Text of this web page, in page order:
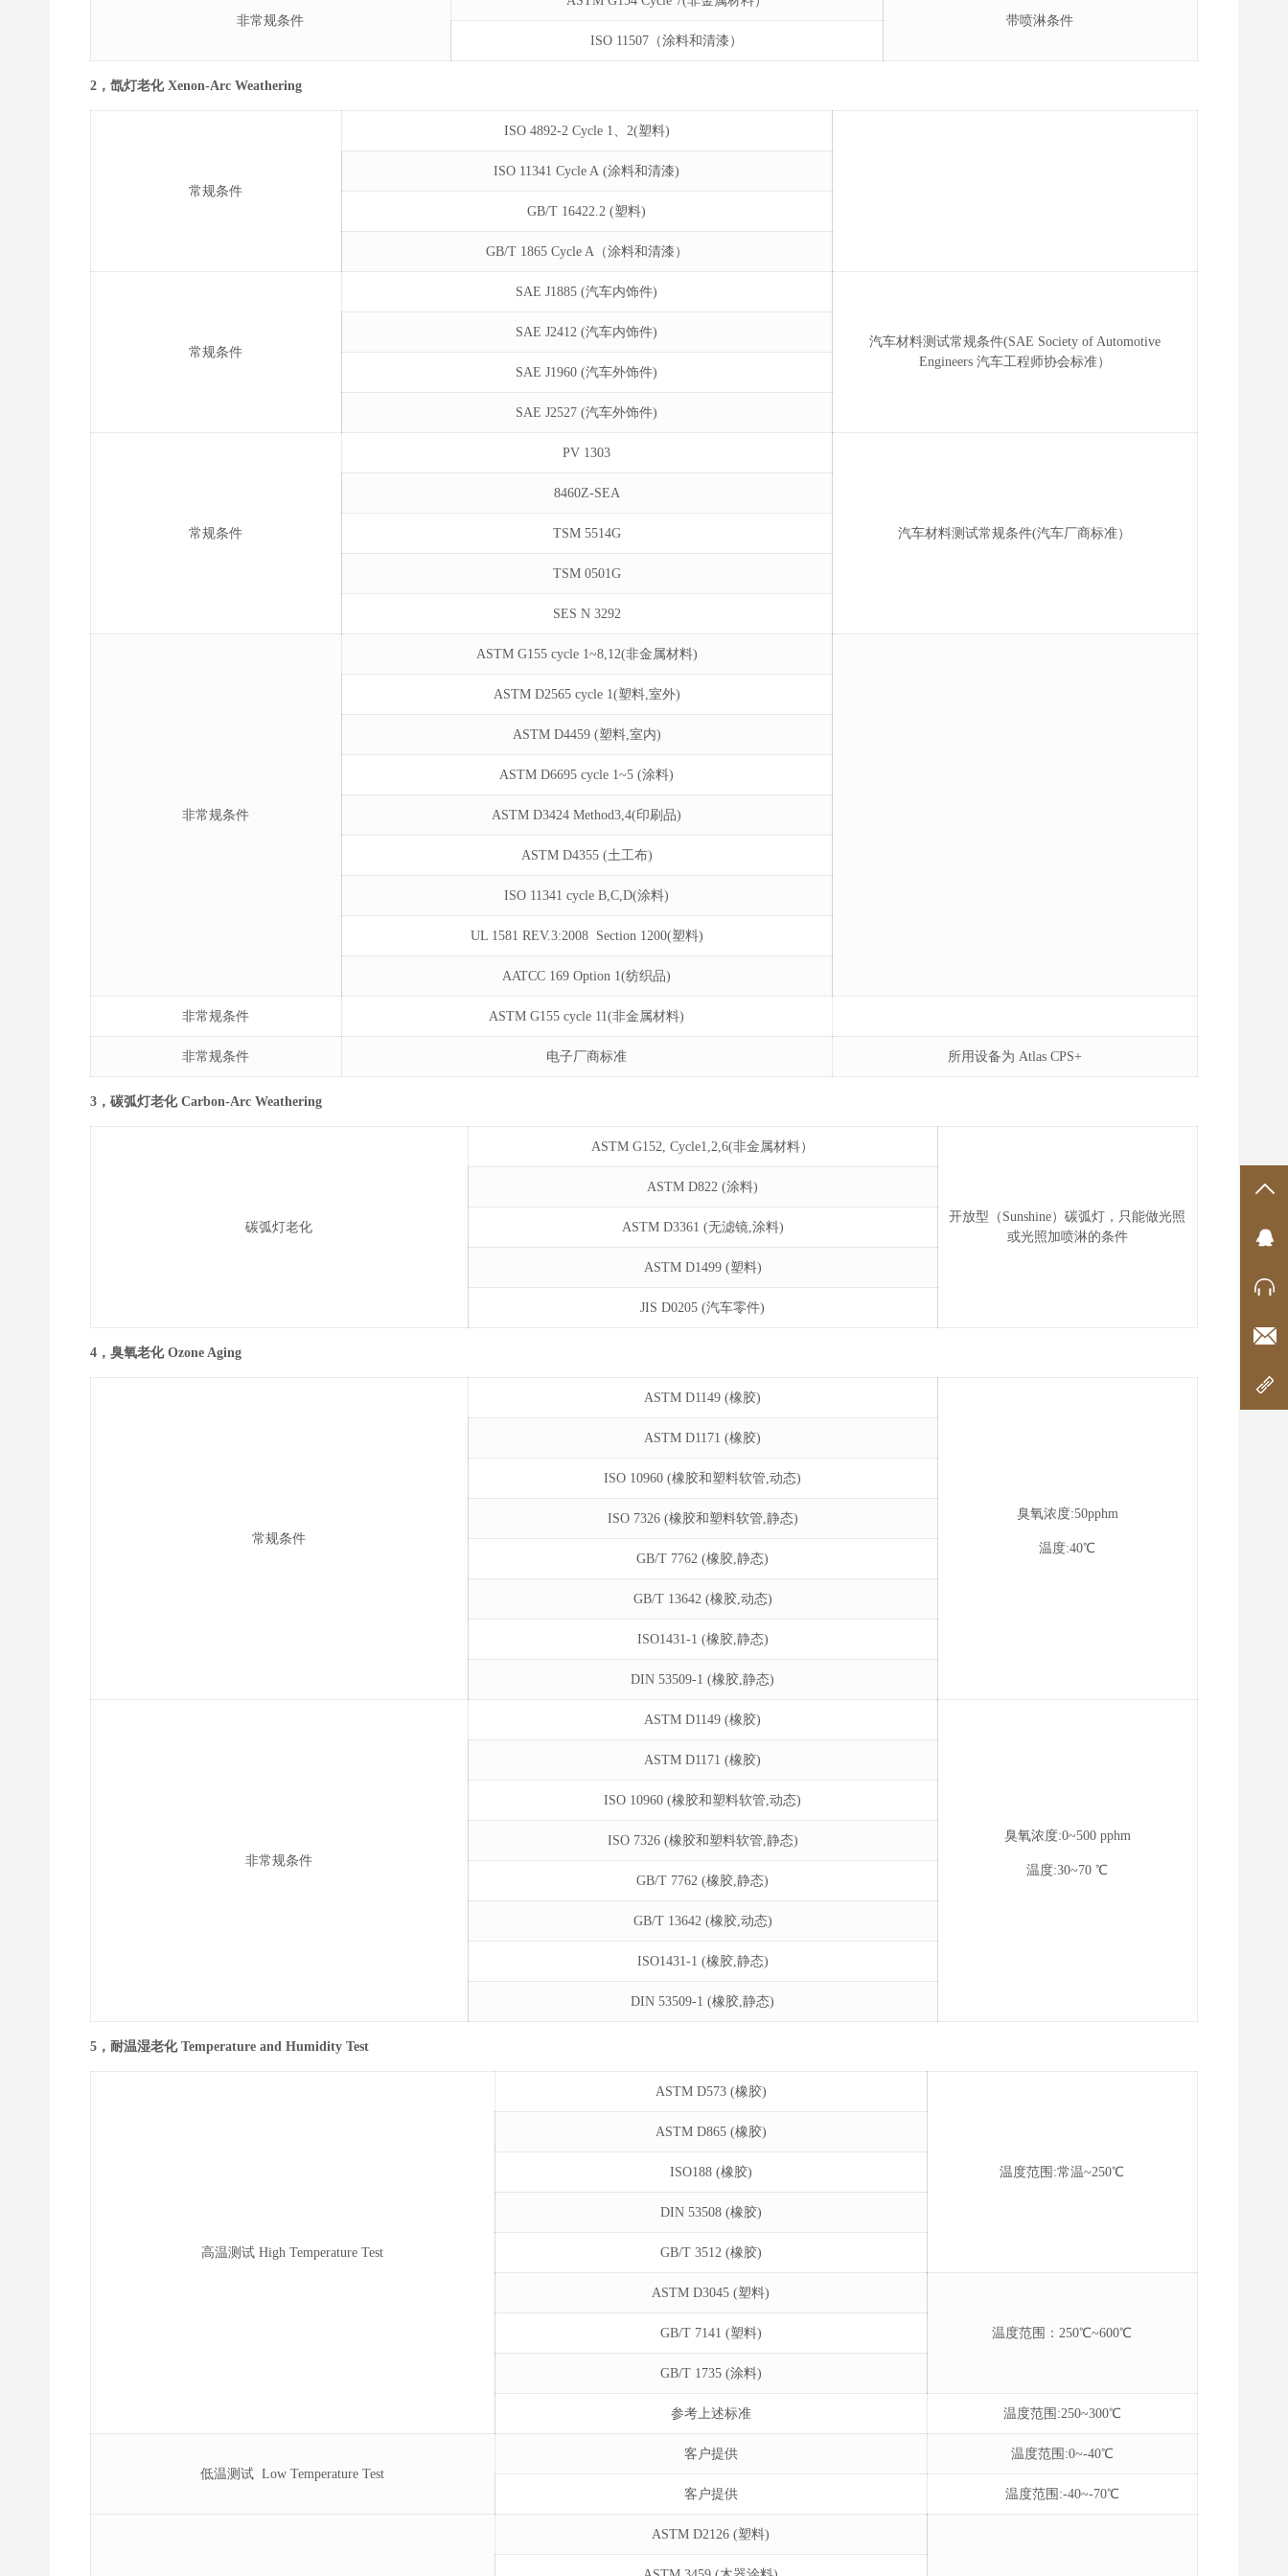
非常规条件
带喷淋条件
ISO 11507（涂料和清漆）
2，氙灯老化 Xenon-Arc Weathering
常规条件
ISO 4892-2 Cycle 1、2(塑料)
ISO 11341 Cycle A (涂料和清漆)
GB/T 16422.2 (塑料)
GB/T 1865 Cycle A（涂料和清漆）
常规条件
SAE J1885 (汽车内饰件)
汽车材料测试常规条件(SAE Society of Automotive
Engineers 汽车工程师协会标准）
SAE J2412 (汽车内饰件)
SAE J1960 (汽车外饰件)
SAE J2527 (汽车外饰件)
常规条件
PV 1303
汽车材料测试常规条件(汽车厂商标准）
8460Z-SEA
TSM 5514G
TSM 0501G
SES N 3292
非常规条件
ASTM G155 cycle 1~8,12(非金属材料)
ASTM D2565 cycle 1(塑料,室外)
ASTM D4459 (塑料,室内)
ASTM D6695 cycle 1~5 (涂料)
ASTM D3424 Method3,4(印刷品)
ASTM D4355 (土工布)
ISO 11341 cycle B,C,D(涂料)
UL 1581 REV.3:2008 Section 1200(塑料)
AATCC 169 Option 1(纺织品)
非常规条件 ASTM G155 cycle 11(非金属材料)
非常规条件 电子厂商标准 所用设备为 Atlas CPS+
3，碳弧灯老化 Carbon-Arc Weathering
碳弧灯老化
ASTM G152, Cycle1,2,6(非金属材料）
开放型（Sunshine）碳弧灯，只能做光照
或光照加喷淋的条件
ASTM D822 (涂料)
ASTM D3361 (无滤镜,涂料)
ASTM D1499 (塑料)
JIS D0205 (汽车零件)
4，臭氧老化 Ozone Aging
常规条件
ASTM D1149 (橡胶)
臭氧浓度:50pphm
温度:40℃
ASTM D1171 (橡胶)
ISO 10960 (橡胶和塑料软管,动态)
ISO 7326 (橡胶和塑料软管,静态)
GB/T 7762 (橡胶,静态)
GB/T 13642 (橡胶,动态)
ISO1431-1 (橡胶,静态)
DIN 53509-1 (橡胶,静态)
非常规条件
ASTM D1149 (橡胶)
臭氧浓度:0~500 pphm
温度:30~70 ℃
ASTM D1171 (橡胶)
ISO 10960 (橡胶和塑料软管,动态)
ISO 7326 (橡胶和塑料软管,静态)
GB/T 7762 (橡胶,静态)
GB/T 13642 (橡胶,动态)
ISO1431-1 (橡胶,静态)
DIN 53509-1 (橡胶,静态)
5，耐温湿老化 Temperature and Humidity Test
高温测试 High Temperature Test
ASTM D573 (橡胶)
温度范围:常温~250℃
ASTM D865 (橡胶)
ISO188 (橡胶)
DIN 53508 (橡胶)
GB/T 3512 (橡胶)
ASTM D3045 (塑料)
温度范围：250℃~600℃
GB/T 7141 (塑料)
GB/T 1735 (涂料)
参考上述标准 温度范围:250~300℃
低温测试 Low Temperature Test
客户提供 温度范围:0~-40℃
客户提供 温度范围:-40~-70℃
ASTM D2126 (塑料)
邮
网